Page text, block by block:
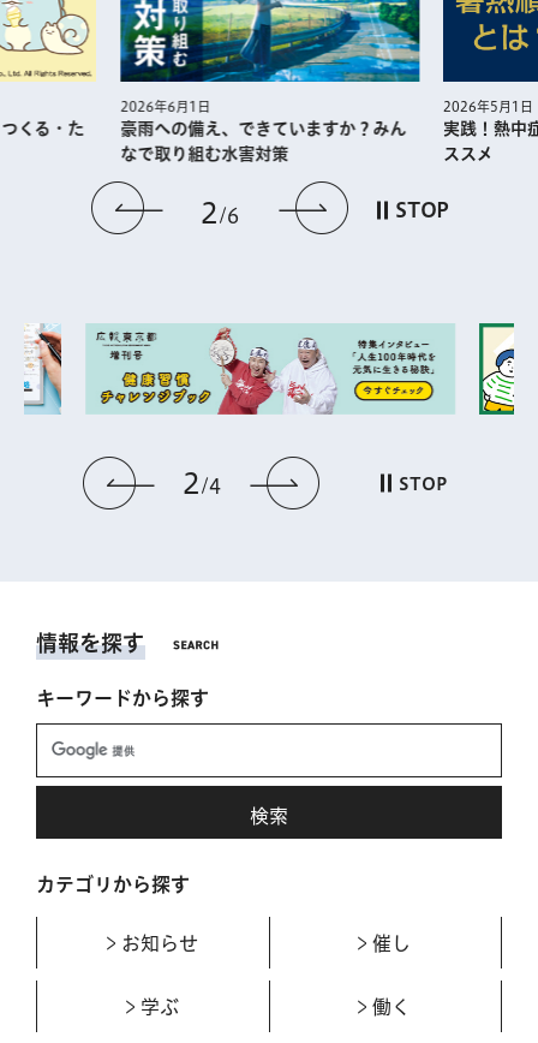
前のスライドを表示
2 6 次のスライドを
STOP
くる・た
2026年6月1日
豪雨への備え、できていますか？みん
なで取り組む水害対策
2026年5月1日
実践！熱中
ススメ
前のスライドを表示
2 4 次のスライドを表
STOP
情報を探す
キーワードから探す
カテゴリから探す
お知らせ 催し
学ぶ 働く